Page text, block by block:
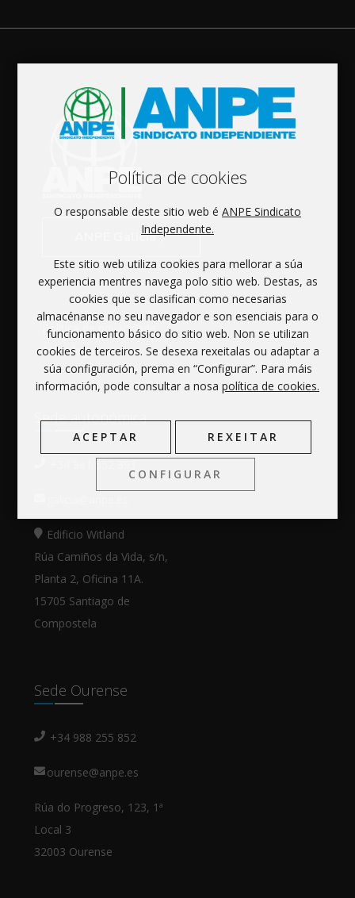
ANPE Galicia
Política de privacidade
Aviso legal
Sede autonómica
Edificio Witland
Rúa Camiños da Vida, s/n,
Planta 2, Oficina 11A.
15705 Santiago de
Compostela
Sede Ourense
+34 988 255 852
ourense@anpe.es
Rúa do Progreso, 123, 1ª
Local 3
32003 Ourense
Política de cookies
O responsable deste sitio web é ANPE Sindicato
Independente.
Este sitio web utiliza cookies para mellorar a súa
experiencia mentres navega polo sitio web. Destas, as
cookies que se clasifican como necesarias
almacénanse no seu navegador e son esenciais para o
funcionamento básico do sitio web. Non se utilizan
cookies de terceiros. Se desexa rexeitalas ou adaptar a
súa configuración, prema en “Configurar”. Para máis
información, pode consultar a nosa política de cookies.
ACEPTAR REXEITAR
CONFIGURAR